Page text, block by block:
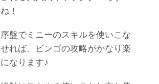
ね！
序盤でミニーのスキルを使いこな
せれば、ビンゴの攻略がかなり楽
になります♪